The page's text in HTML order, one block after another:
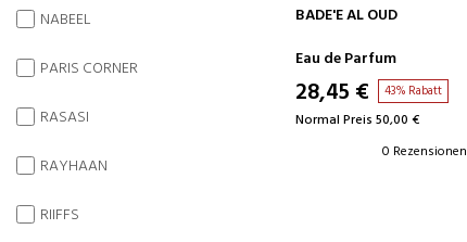
IN DEN WARENKORB
BADE'E AL OUD
Eau de Parfum
28,45 € 43% Rabatt
Normal Preis 50,00 €
0 Rezensionen
NABEEL
PARIS CORNER
RASASI
RAYHAAN
RIIFFS